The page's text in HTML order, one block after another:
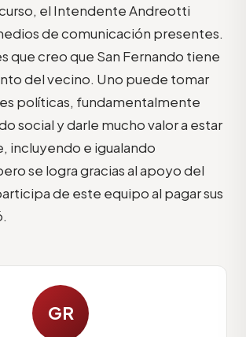
el Intendente Andreotti
de comunicación presentes.
que creo que San Fernando tiene
del vecino. Uno puede tomar
políticas, fundamentalmente
social y darle mucho valor a estar
incluyendo e igualando
se logra gracias al apoyo del
de este equipo al pagar sus
GR